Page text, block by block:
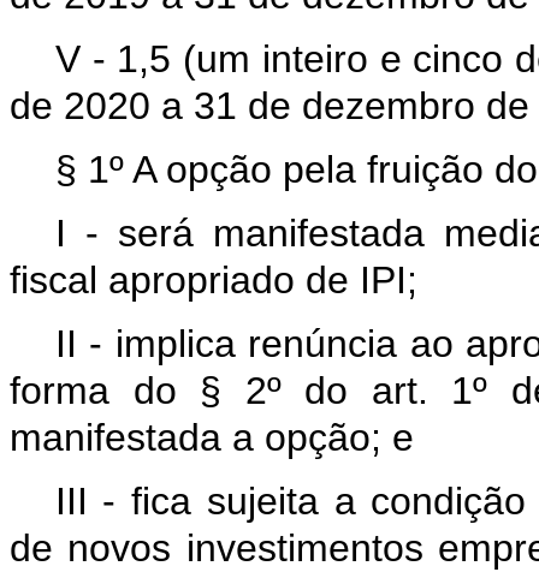
V - 1,5 (um inteiro e cinco
de 2020 a 31 de dezembro
§ 1º A opção pela fruição
I - será manifestada
fiscal apropriado de IPI;
II - implica renúncia ao
forma do § 2º do art. 1º
manifestada a opção; e
III - fica sujeita a
de novos investimentos